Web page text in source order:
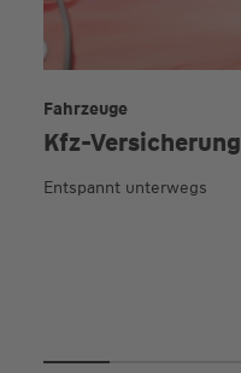
Kfz-Versicherung
Fahrzeuge
Entspannt unterwegs